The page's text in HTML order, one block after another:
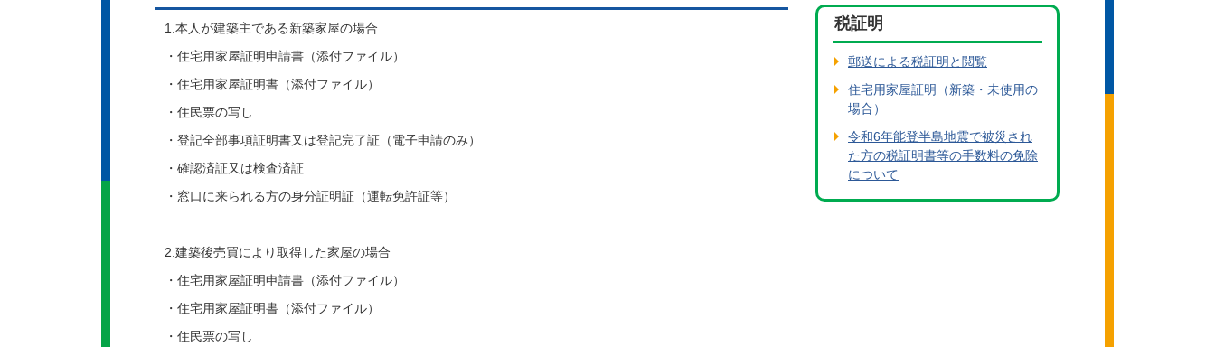
1.本人が建築主である新築家屋の場合
・住宅用家屋証明申請書（添付ファイル）​​​​​​
・住宅用家屋証明書（添付ファイル）
・住民票の写し
・登記全部事項証明書又は登記完了証（電子申請のみ）
・確認済証又は検査済証
・窓口に来られる方の身分証明証（運転免許証等）
2.建築後売買により取得した家屋の場合
・住宅用家屋証明申請書（添付ファイル）​​​​​​
・住宅用家屋証明書（添付ファイル）
・住民票の写し
税証明
郵送による税証明と閲覧
住宅用家屋証明（新築・未使用の
場合）
令和6年能登半島地震で被災され
た方の税証明書等の手数料の免除
について